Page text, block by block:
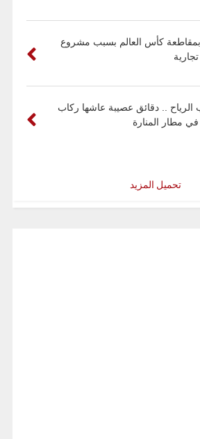
بمقاطعة كأس العالم بسبب مشروع
.. دقائق عصيبة عاشها ركاب
مطار المنارة
تحميل المزيد